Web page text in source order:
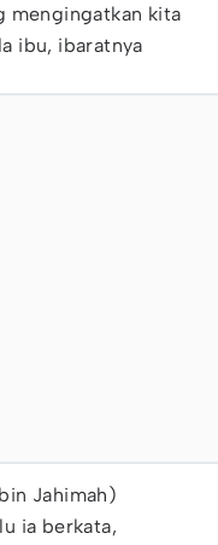
mengingatkan kita
ibu, ibaratnya
Jahimah)
ia berkata,